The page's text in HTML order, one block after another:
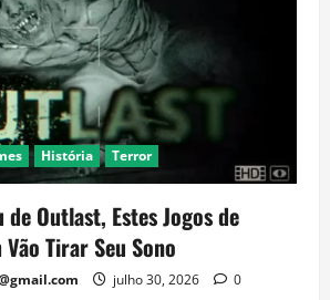
História Terror
de Outlast, Estes Jogos de
Tirar Seu Sono
julho 30, 2026 0